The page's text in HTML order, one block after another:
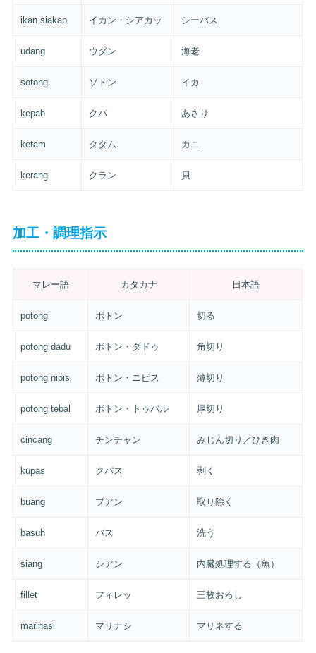
ikan siakap イカン・シアカッ シーバス
udang ウダン 海老
sotong ソトン イカ
kepah クパ あさり
ketam クタム カニ
kerang クラン 貝
加工・調理指示
マレー語 カタカナ 日本語
potong ポトン 切る
potong dadu ポトン・ダドゥ 角切り
potong nipis ポトン・ニピス 薄切り
potong tebal ポトン・トゥバル 厚切り
cincang チンチャン みじん切り／ひき肉
kupas クパス 剥く
buang ブアン 取り除く
basuh バス 洗う
siang シアン 内臓処理する（魚）
fillet フィレッ 三枚おろし
marinasi マリナシ マリネする